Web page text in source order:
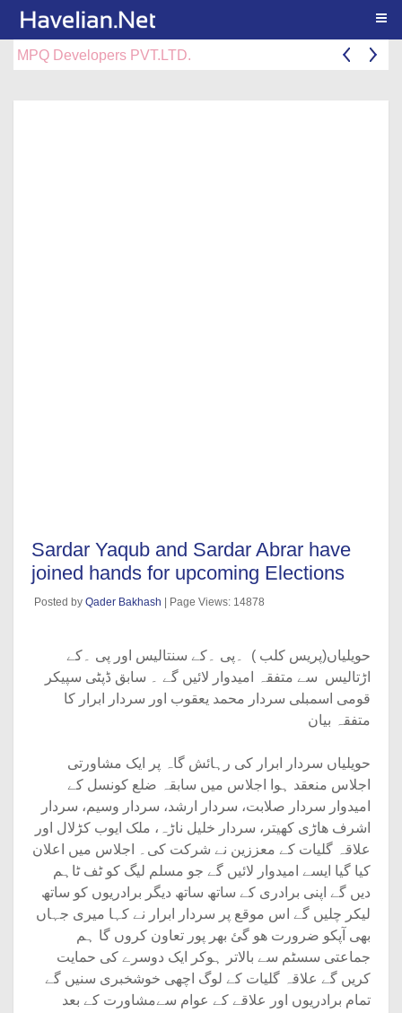
MPQ Developers PVT.LTD.
Sardar Yaqub and Sardar Abrar have
joined hands for upcoming Elections
Posted by Qader Bakhash | Page Views: 14878
حویلیاں(پریس کلب ) ۔پی ۔کے سنتالیس اور پی ۔کے
اڑتالیس سے متفقہ امیدوار لائیں گے ۔ سابق ڈپٹی سپیکر
قومی اسمبلی سردار محمد یعقوب اور سردار ابرار کا
متفقہ بیان
حویلیاں سردار ابرار کی رہائش گاہ پر ایک مشاورتی
اجلاس منعقد ہوا اجلاس میں سابقہ ضلع کونسل کے
امیدوار سردار صلابت، سردار ارشد، سردار وسیم، سردار
اشرف ھاڑی کھیتر، سردار خلیل ناڑہ، ملک ایوب کڑلال اور
علاقہ گلیات کے معززین نے شرکت کی۔ اجلاس میں اعلان
کیا گیا ایسے امیدوار لائیں گے جو مسلم لیگ کو ٹف ٹاہم
دیں گے اپنی برادری کے ساتھ ساتھ دیگر برادریوں کو ساتھ
لیکر چلیں گے اس موقع پر سردار ابرار نے کہا میری جہاں
بھی آپکو ضرورت ھو گئ بھر پور تعاون کروں گا ہم
جماعتی سسٹم سے بالاتر ہوکر ایک دوسرے کی حمایت
کریں گے علاقہ گلیات کے لوگ اچھی خوشخبری سنیں گے
تمام برادریوں اور علاقے کے عوام سےمشاورت کے بعد